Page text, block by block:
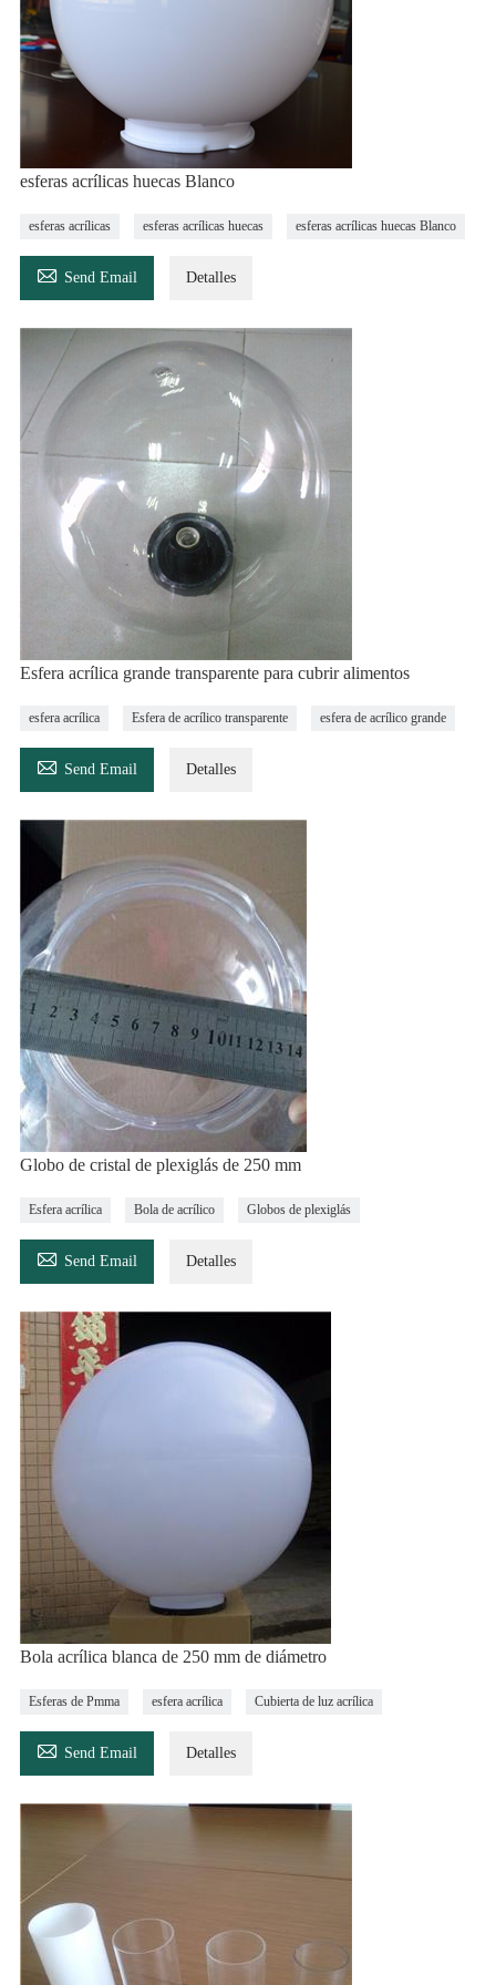
esferas acrílicas huecas Blanco
esferas acrílicas esferas acrílicas huecas esferas acrílicas huecas Blanco
 Send Email Detalles
Esfera acrílica grande transparente para cubrir alimentos
esfera acrílica Esfera de acrílico transparente esfera de acrílico grande
 Send Email Detalles
Globo de cristal de plexiglás de 250 mm
Esfera acrílica Bola de acrílico Globos de plexiglás
 Send Email Detalles
Bola acrílica blanca de 250 mm de diámetro
Esferas de Pmma esfera acrílica Cubierta de luz acrílica
 Send Email Detalles